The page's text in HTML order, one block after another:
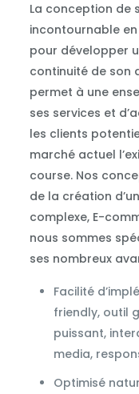
La conception de
incontournable
pour développer
continuité de son
permet à une
ses services et
les clients
marché actuel
course. Nos
de la création
complexe, E-
nous sommes
ses nombreux
Facilité
friendly, outil
puissant,
media,
Optimisé